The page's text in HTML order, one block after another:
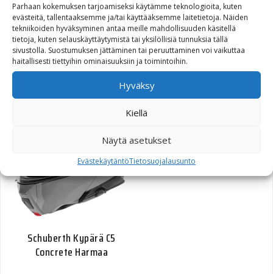
Parhaan kokemuksen tarjoamiseksi käytämme teknologioita, kuten
evästeitä, tallentaaksemme ja/tai käyttääksemme laitetietoja. Näiden
tekniikoiden hyväksyminen antaa meille mahdollisuuden käsitellä
tietoja, kuten selauskäyttäytymistä tai yksilöllisiä tunnuksia tällä
sivustolla. Suostumuksen jättäminen tai peruuttaminen voi vaikuttaa
haitallisesti tiettyihin ominaisuuksiin ja toimintoihin.
Hyväksy
Kiellä
Näytä asetukset
EvästekäytäntöTietosuojalausunto
TCX ST-FIGHTER GORE-TEX
Ajosaapas
299,00€–302,70€Hintaluokka: 299,00€ - 302,70€
Schuberth Kypärä C5
Concrete Harmaa